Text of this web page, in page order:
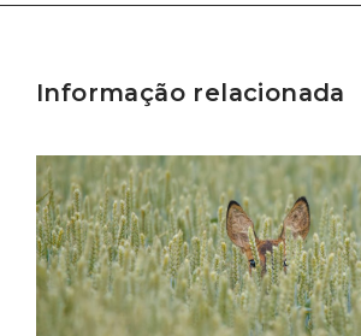
Informação relacionada